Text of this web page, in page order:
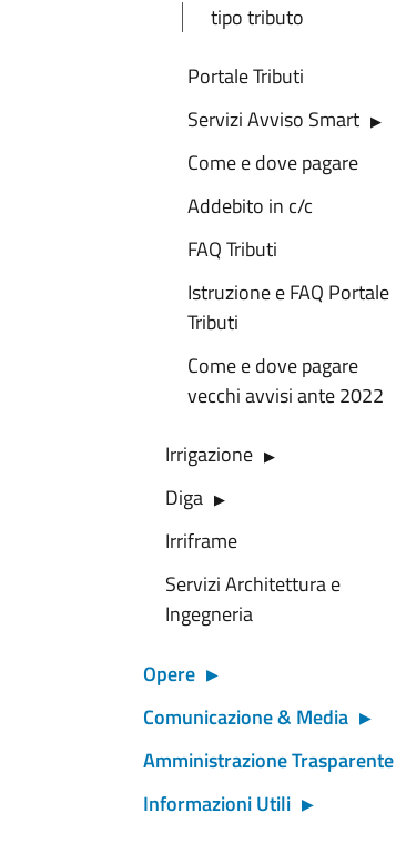
tipo tributo
Portale Tributi
Servizi Avviso Smart
Come e dove pagare
Addebito in c/c
FAQ Tributi
Istruzione e FAQ Portale
Tributi
Come e dove pagare
vecchi avvisi ante 2022
Irrigazione
Diga
Irriframe
Servizi Architettura e
Ingegneria
Opere
Comunicazione & Media
Amministrazione Trasparente
Informazioni Utili